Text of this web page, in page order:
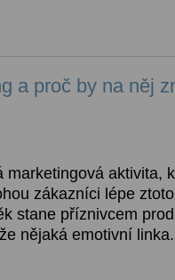
a proč by na něj
marketingová aktivita,
zákazníci lépe
stane příznivcem
nějaká emotivní linka.